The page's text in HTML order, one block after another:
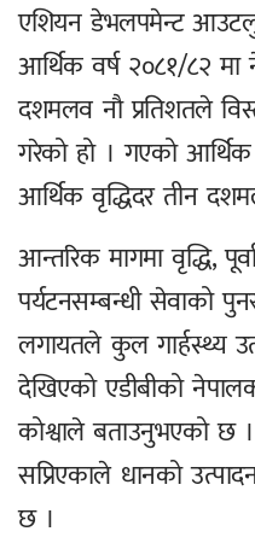
एशियन डेभलपमेन्ट
आर्थिक वर्ष २०८१/८२ मा
दशमलव नौ प्रतिशतले
गरेको हो । गएको
आर्थिक वृद्धिदर तीन
आन्तरिक मागमा वृद्धि,
पर्यटनसम्बन्धी सेवाको
लगायतले कुल गार्हस्थ्य
देखिएको एडीबीको
कोश्वाले बताउनुभएको छ ।
सप्रिएकाले धानको
छ ।